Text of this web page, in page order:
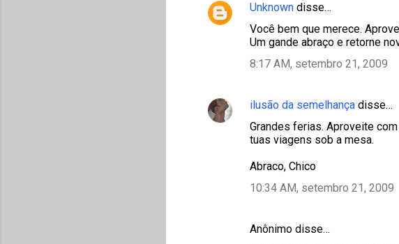
Unknown disse…
Você bem que merece.
Um gande abraço e retorne
8:17 AM, setembro 21, 2009
ilusão da semelhança disse…
Grandes ferias. Aproveite
tuas viagens sob a mesa.
Abraco, Chico
10:34 AM, setembro 21, 2009
Anônimo disse…